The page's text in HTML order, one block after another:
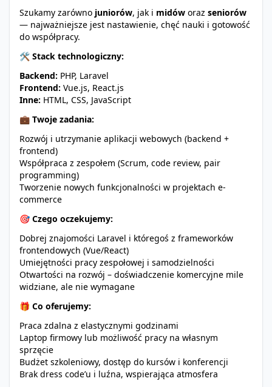
Szukamy zarówno juniorów, jak i midów oraz seniorów
— najważniejsze jest nastawienie, chęć nauki i gotowość
do współpracy.
🛠 Stack technologiczny:
Backend: PHP, Laravel
Frontend: Vue.js, React.js
Inne: HTML, CSS, JavaScript
💼 Twoje zadania:
Rozwój i utrzymanie aplikacji webowych (backend +
frontend)
Współpraca z zespołem (Scrum, code review, pair
programming)
Tworzenie nowych funkcjonalności w projektach e-
commerce
🎯 Czego oczekujemy:
Dobrej znajomości Laravel i któregoś z frameworków
frontendowych (Vue/React)
Umiejętności pracy zespołowej i samodzielności
Otwartości na rozwój – doświadczenie komercyjne mile
widziane, ale nie wymagane
🎁 Co oferujemy:
Praca zdalna z elastycznymi godzinami
Laptop firmowy lub możliwość pracy na własnym
sprzęcie
Budżet szkoleniowy, dostęp do kursów i konferencji
Brak dress code’u i luźna, wspierająca atmosfera